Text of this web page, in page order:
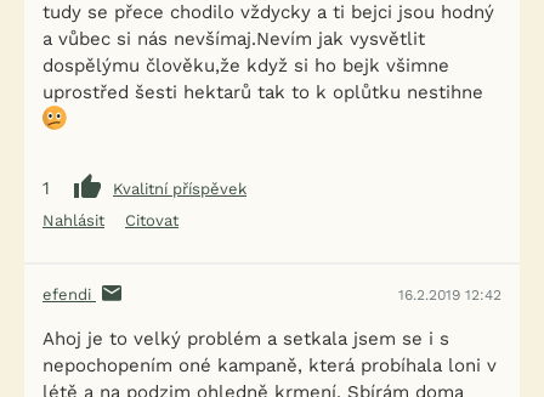
tudy se přece chodilo vždycky a ti bejci jsou hodný
a vůbec si nás nevšímaj.Nevím jak vysvětlit
dospělýmu člověku,že když si ho bejk všimne
uprostřed šesti hektarů tak to k oplůtku nestihne
1
Kvalitní příspěvek
Nahlásit
Citovat
efendi 16.2.2019 12:42
Ahoj je to velký problém a setkala jsem se i s
nepochopením oné kampaně, která probíhala loni v
létě a na podzim ohledně krmení. Sbírám doma